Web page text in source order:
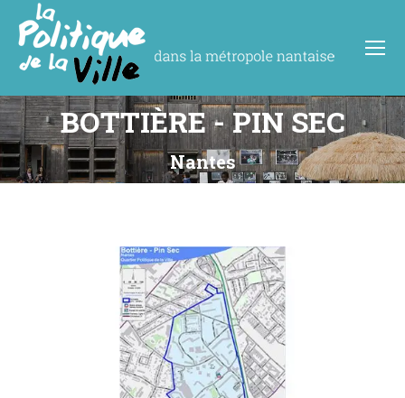
BOTTIÈRE - PIN SEC
Nantes
Vous êtes ici :